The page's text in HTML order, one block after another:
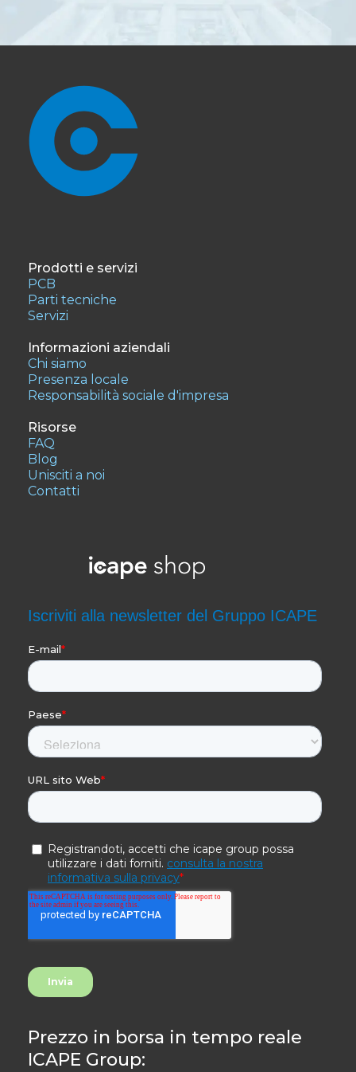
Prodotti e servizi
PCB
Parti tecniche
Servizi
Informazioni aziendali
Chi siamo
Presenza locale
Responsabilità sociale d'impresa
Risorse
FAQ
Blog
Unisciti a noi
Contatti
Prezzo in borsa in tempo reale
ICAPE Group: